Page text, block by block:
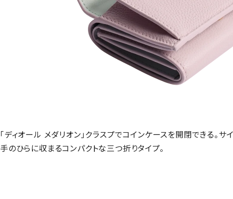
「ディオール メダリオン」クラスプでコインケースを開閉できる。
手のひらに収まるコンパクトな三つ折りタイプ。